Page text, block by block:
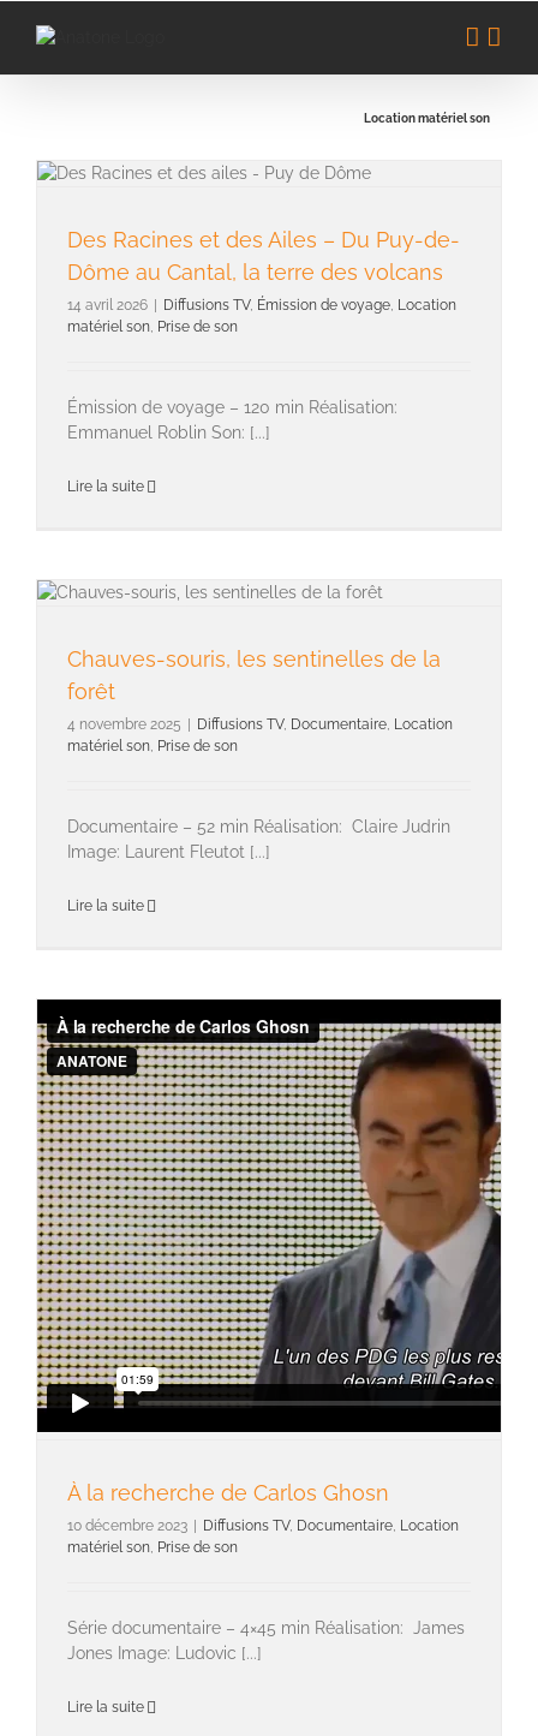
Location matériel son
Des Racines et des Ailes – Du Puy-de-
Dôme au Cantal, la terre des volcans
14 avril 2026 Diffusions TV, Émission de voyage, Location
matériel son, Prise de son
Émission de voyage – 120 min Réalisation:
Emmanuel Roblin Son: [...]
Lire la suite
Chauves-souris, les sentinelles de la
forêt
4 novembre 2025 Diffusions TV, Documentaire, Location
matériel son, Prise de son
Documentaire – 52 min Réalisation: Claire Judrin
Image: Laurent Fleutot [...]
Lire la suite
À la recherche de Carlos Ghosn
10 décembre 2023 Diffusions TV, Documentaire, Location
matériel son, Prise de son
Série documentaire – 4×45 min Réalisation: James
Jones Image: Ludovic [...]
Lire la suite